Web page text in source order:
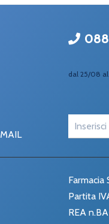
dal 25/08 al
Farmacia
Partita
REA